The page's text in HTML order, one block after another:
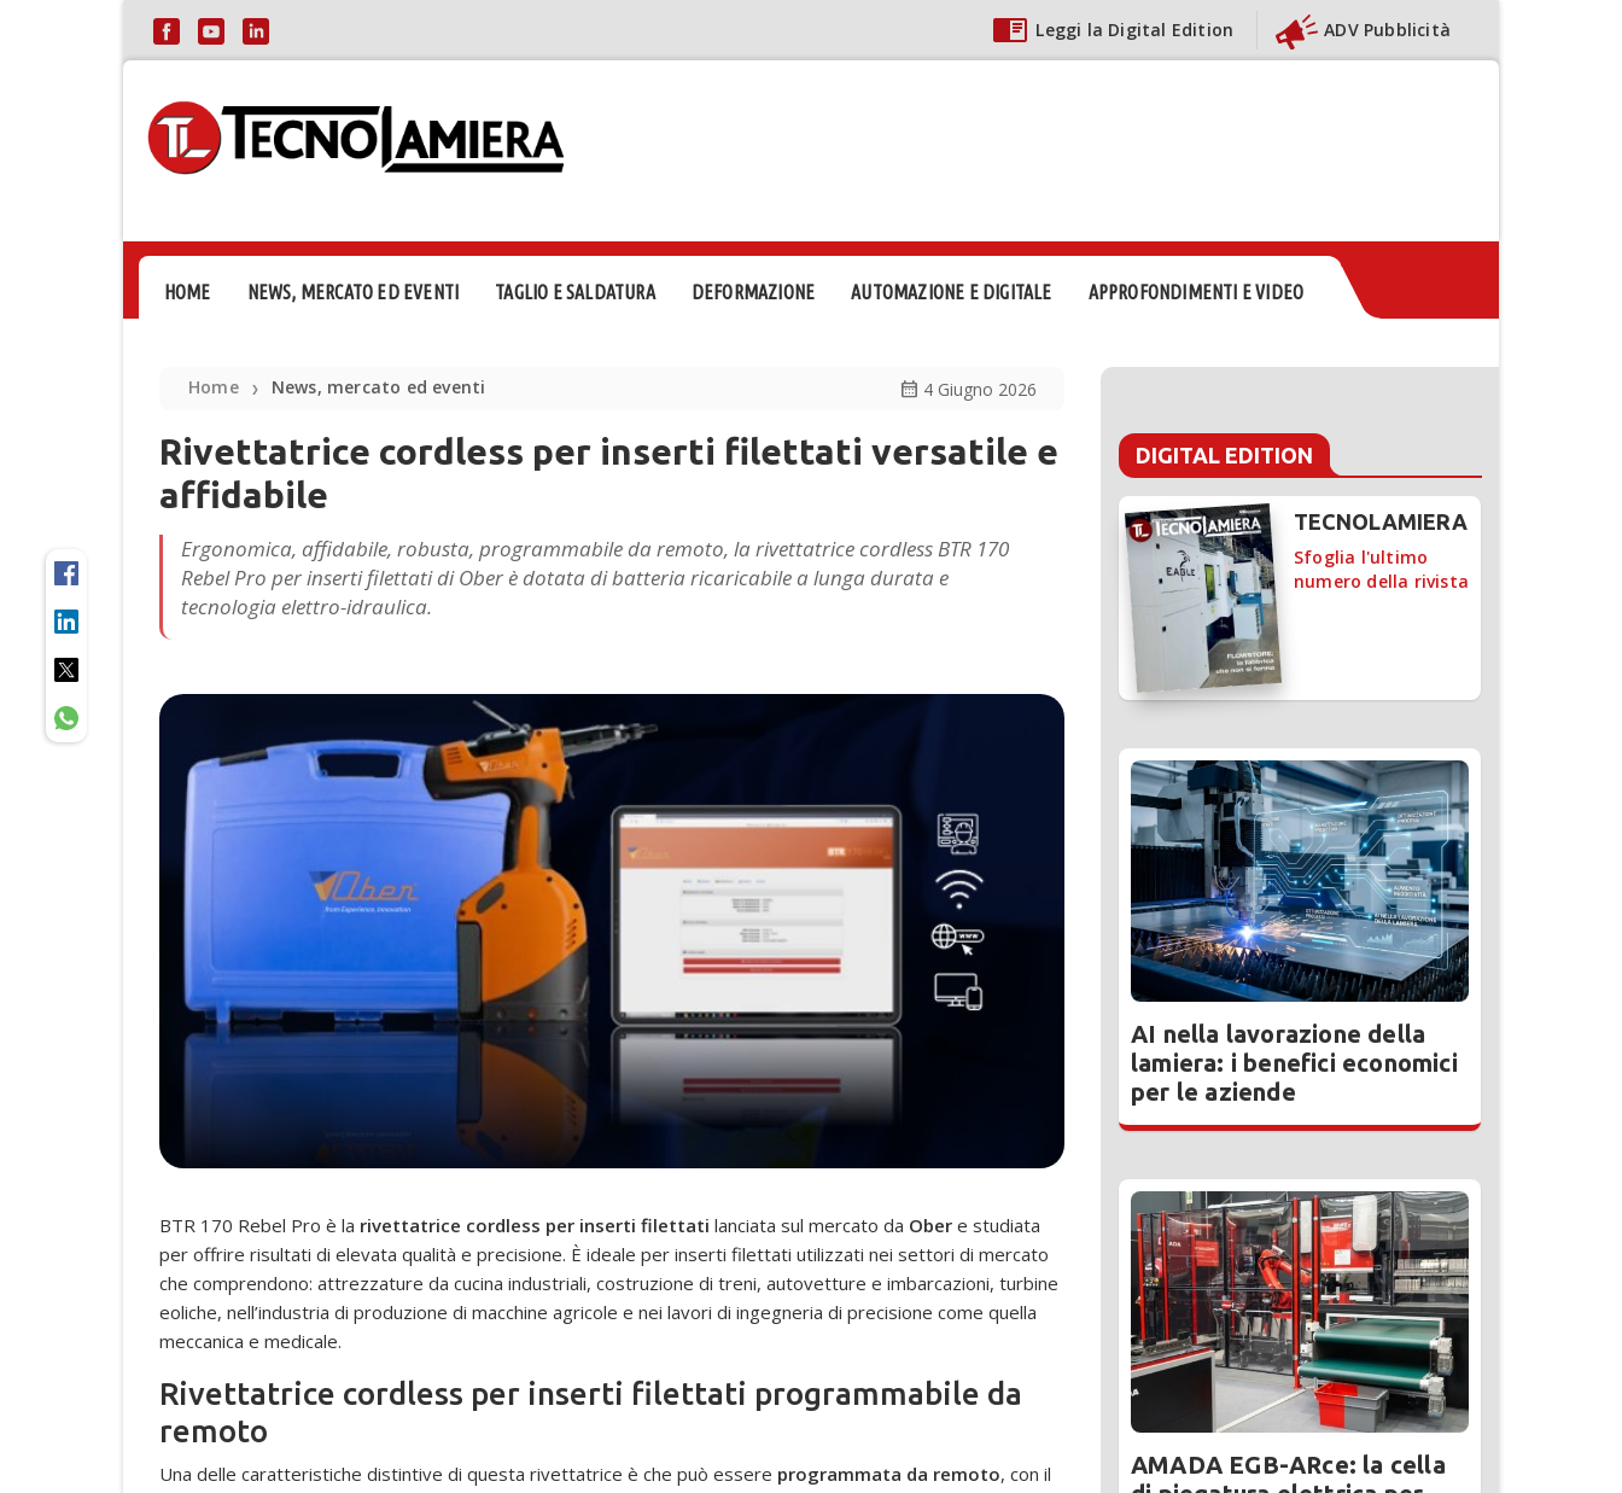
Leggi la Digital Edition ADV Pubblicità
HOME NEWS, MERCATO ED EVENTI TAGLIO E SALDATURA DEFORMAZIONE AUTOMAZIONE E DIGITALE APPROFONDIMENTI E VIDEO
Home ❯ News, mercato ed eventi calendar_month 4 Giugno 2026
Rivettatrice cordless per inserti filettati versatile e
affidabile
Ergonomica, affidabile, robusta, programmabile da remoto, la rivettatrice cordless BTR 170
Rebel Pro per inserti filettati di Ober è dotata di batteria ricaricabile a lunga durata e
tecnologia elettro-idraulica.
BTR 170 Rebel Pro è la rivettatrice cordless per inserti filettati lanciata sul mercato da Ober e studiata
per offrire risultati di elevata qualità e precisione. È ideale per inserti filettati utilizzati nei settori di mercato
che comprendono: attrezzature da cucina industriali, costruzione di treni, autovetture e imbarcazioni, turbine
eoliche, nell’industria di produzione di macchine agricole e nei lavori di ingegneria di precisione come quella
meccanica e medicale.
Rivettatrice cordless per inserti filettati programmabile da
remoto
Una delle caratteristiche distintive di questa rivettatrice è che può essere programmata da remoto, con il
DIGITAL EDITION
TECNOLAMIERA
Sfoglia l'ultimo
numero della rivista
AI nella lavorazione della
lamiera: i benefici economici
per le aziende
AMADA EGB-ARce: la cella